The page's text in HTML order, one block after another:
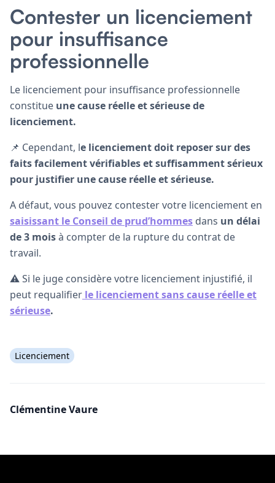
Contester un licenciement
pour insuffisance
professionnelle
Le licenciement pour insuffisance professionnelle
constitue une cause réelle et sérieuse de
licenciement.
📌 Cependant, le licenciement doit reposer sur des
faits facilement vérifiables et suffisamment sérieux
pour justifier une cause réelle et sérieuse.
A défaut, vous pouvez contester votre licenciement en
saisissant le Conseil de prud’hommes dans un délai
de 3 moisà compter de la rupture du contrat de
travail.
⚠️ Si le juge considère votre licenciement injustifié, il
peut requalifier le licenciement sans cause réelle et
sérieuse.
Licenciement
Clémentine Vaure